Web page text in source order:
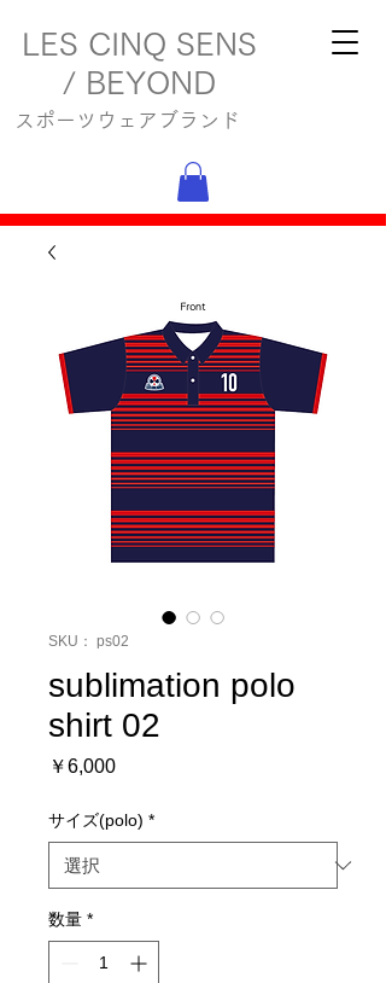
LES CINQ SENS
/ BEYOND
スポーツウェアブランド
SKU： ps02
sublimation polo
shirt 02
￥6,000価
サイズ(polo) *
数量 *